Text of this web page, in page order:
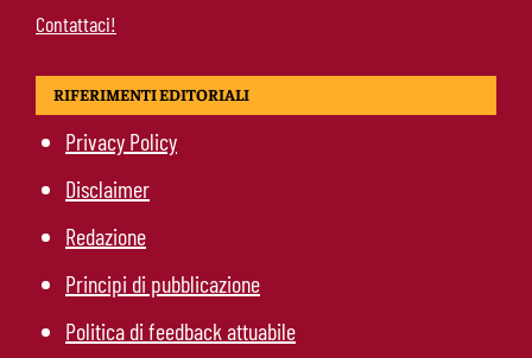
Contattaci!
RIFERIMENTI EDITORIALI
Privacy Policy
Disclaimer
Redazione
Principi di pubblicazione
Politica di feedback attuabile